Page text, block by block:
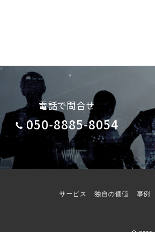
電話で問合せ
050-8885-8054
サービス 独自の価値 事例